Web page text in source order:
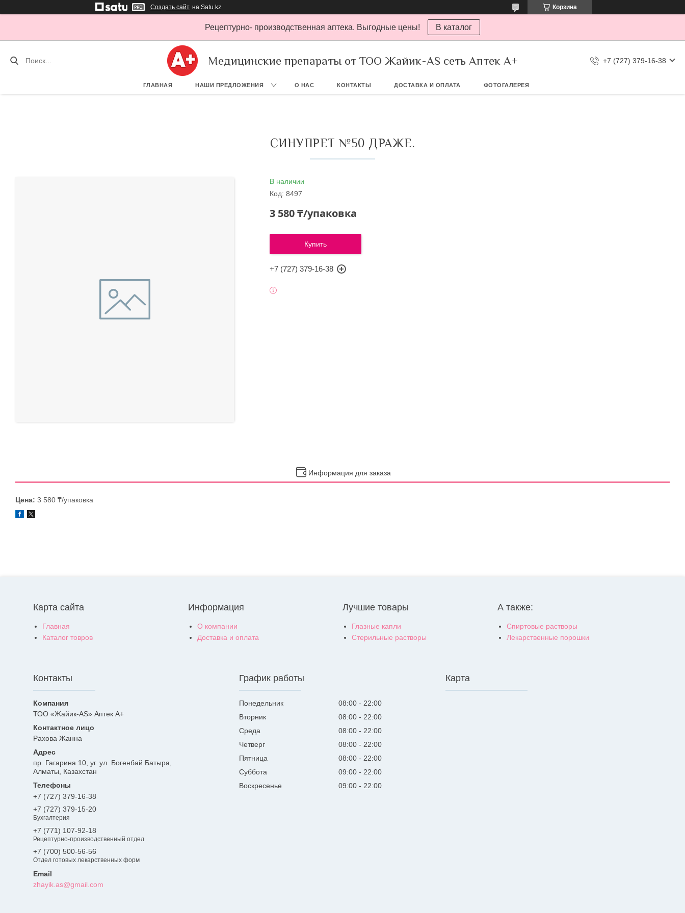
Создать сайт на Satu.kz Корзина
Рецептурно- производственная аптека. Выгодные цены! В каталог
Медицинские препараты от ТОО Жайик-AS сеть Аптек А+ +7 (727) 379-16-38
ГЛАВНАЯ НАШИ ПРЕДЛОЖЕНИЯ О НАС КОНТАКТЫ ДОСТАВКА И ОПЛАТА ФОТОГАЛЕРЕЯ
СИНУПРЕТ №50 ДРАЖЕ.
В наличии
Код:8497
3 580 ₸/упаковка
Купить
+7 (727) 379-16-38
Информация для заказа
Цена: 3 580 ₸/упаковка
Карта сайта
Главная
Каталог товров
Информация
О компании
Доставка и оплата
Лучшие товары
Глазные капли
Стерильные растворы
А также:
Спиртовые растворы
Лекарственные порошки
Контакты
ТОО «Жайик-AS» Аптек А+
Рахова Жанна
пр. Гагарина 10, уг. ул. Богенбай Батыра,
Алматы, Казахстан
+7 (727) 379-16-38
+7 (727) 379-15-20
Бухгалтерия
+7 (771) 107-92-18
Рецептурно-производственный отдел
+7 (700) 500-56-56
Отдел готовых лекарственных форм
zhayik.as@gmail.com
График работы
Понедельник 08:00
22:00
Вторник
08:00
22:00
Среда
08:00
22:00
Четверг
08:00
22:00
Пятница
08:00
22:00
Суббота
09:00
22:00
Воскресенье
09:00 22:00
Карта